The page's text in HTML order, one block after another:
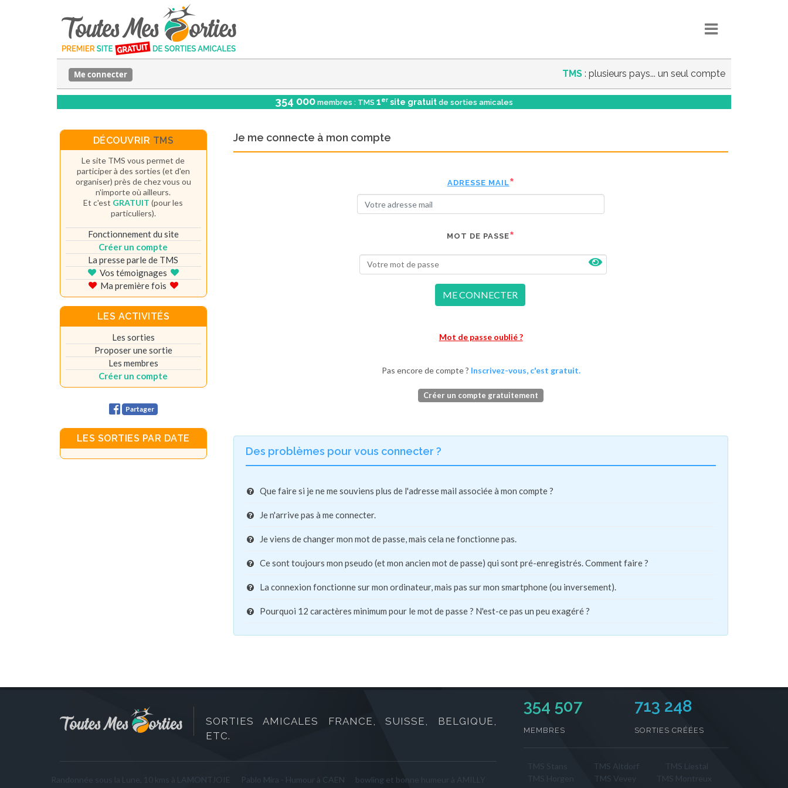
TMS : plusieurs pays... un seul compte
Me connecter
354 000 membres : TMS 1er site gratuit de sorties amicales
Je me connecte à mon compte
ADRESSE MAIL
MOT DE PASSE
ME CONNECTER
Mot de passe oublié ?
Pas encore de compte ? Inscrivez-vous, c'est gratuit.
Créer un compte gratuitement
Des problèmes pour vous connecter ?
Que faire si je ne me souviens plus de l'adresse mail associée à mon compte ?
Je n'arrive pas à me connecter.
Je viens de changer mon mot de passe, mais cela ne fonctionne pas.
Ce sont toujours mon pseudo (et mon ancien mot de passe) qui sont pré-enregistrés. Comment faire ?
La connexion fonctionne sur mon ordinateur, mais pas sur mon smartphone (ou inversement).
Pourquoi 12 caractères minimum pour le mot de passe ? N'est-ce pas un peu exagéré ?
DÉCOUVRIR TMS
Le site TMS vous permet de
participer à des sorties (et d'en
organiser) près de chez vous ou
n'importe où ailleurs.
Et c'est GRATUIT (pour les
particuliers).
Fonctionnement du site
Créer un compte
La presse parle de TMS
Vos témoignages
Ma première fois
LES ACTIVITÉS
Les sorties
Proposer une sortie
Les membres
Créer un compte
Partager
LES SORTIES PAR DATE
SORTIES AMICALES FRANCE, SUISSE, BELGIQUE,
ETC.
Randonnée sous la Lune, 10 kms à LAMONTJOIE Pablo Mira - Humour à CAEN
bowling et bonne humeur à AMILLY
354 507
MEMBRES
713 248
SORTIES CRÉÉES
TMS Altdorf
TMS Liestal
TMS Vevey
TMS Montreux